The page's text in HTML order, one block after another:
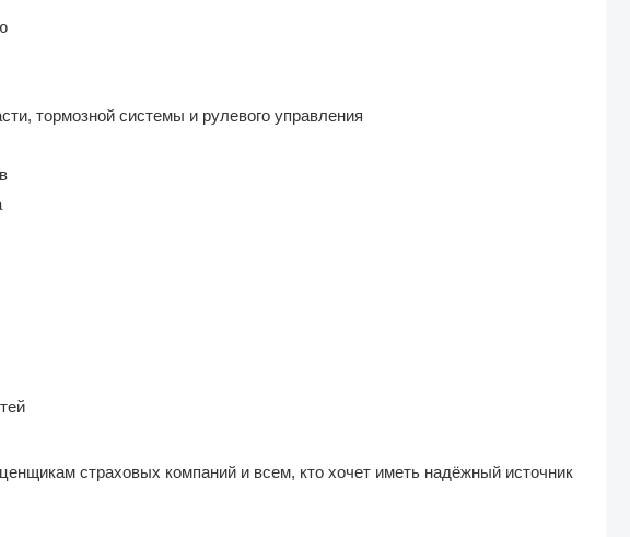
тормозной системы и рулевого управления
страховых компаний и всем, кто хочет иметь надёжный источник